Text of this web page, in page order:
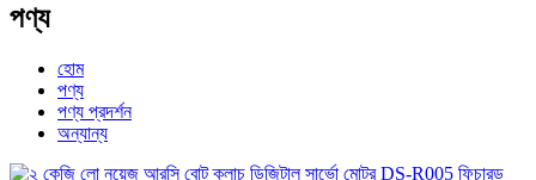
পণ্য
হোম
পণ্য
পণ্য প্রদর্শন
অন্যান্য